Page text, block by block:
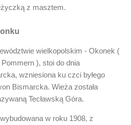
z masztem.
wielkopolskim - Okonek (
), stoi do dnia
wzniesiona ku czci byłego
Bismarcka. Wieża została
Tecławską Góra.
w roku 1908, z